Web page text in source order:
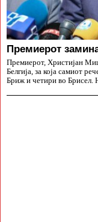
Премиерот
Премиерот, Христијан
Белгија, за која самиот
Бриж и четири во Брисел.